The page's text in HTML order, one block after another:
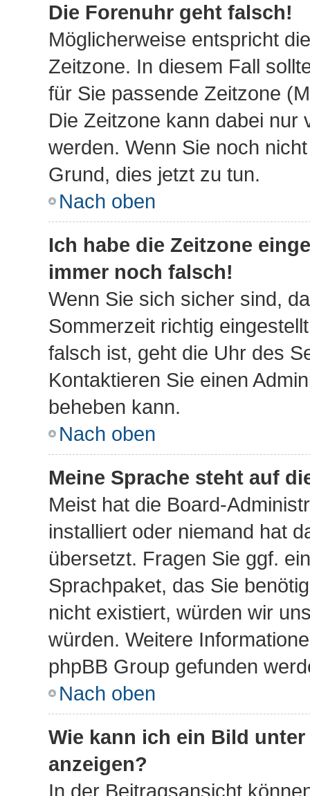
Die Forenuhr geht falsch!
Möglicherweise entspricht
Zeitzone. In diesem Fall
für Sie passende Zeitzone
Die Zeitzone kann dabei nur
werden. Wenn Sie noch
Grund, dies jetzt zu tun.
Nach oben
Ich habe die Zeitzone
immer noch falsch!
Wenn Sie sich sicher sind,
Sommerzeit richtig
falsch ist, geht die Uhr des
Kontaktieren Sie einen
beheben kann.
Nach oben
Meine Sprache steht auf
Meist hat die Board-
installiert oder niemand hat
übersetzt. Fragen Sie ggf.
Sprachpaket, das Sie
nicht existiert, würden wir
würden. Weitere
phpBB Group gefunden
Nach oben
Wie kann ich ein Bild
anzeigen?
In der Beitragsansicht